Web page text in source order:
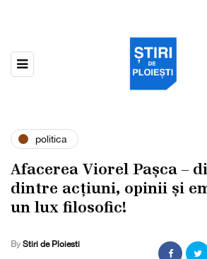
politica
Afacerea Viorel Pașca –
dintre acțiuni, opinii și
un lux filosofic!
By Stiri de Ploiesti